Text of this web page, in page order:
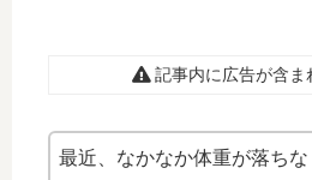
記事内に広告が含ま
最近、なかなか体重が落ちな